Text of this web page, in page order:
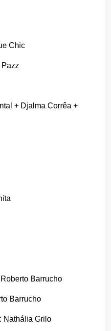
Chic
Pazz
+ Djalma Corrêa +
Barrucho
Barrucho
Nathália Grilo